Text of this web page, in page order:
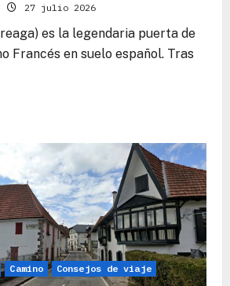
27 julio 2026
es la legendaria puerta de
Francés en suelo español. Tras
Camino Consejos de viaje